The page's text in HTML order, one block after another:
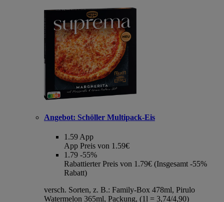
Angebot: Schöller Multipack-Eis
1.59 App
App Preis von 1.59€
1.79 -55%
Rabattierter Preis von 1.79€ (Insgesamt -55%
Rabatt)
versch. Sorten, z. B.: Family-Box 478ml, Pirulo
Watermelon 365ml, Packung, (1l = 3,74/4,90)